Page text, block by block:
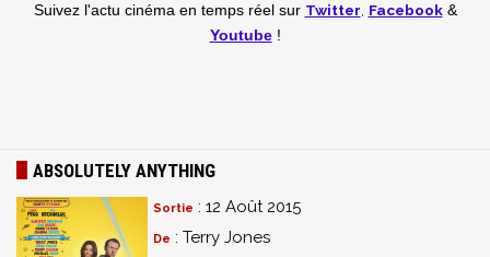
Suivez l'actu cinéma en temps réel sur Twitter Facebook&
Youtube!
ABSOLUTELY ANYTHING
Sortie : 12 Août 2015
De : Terry Jones